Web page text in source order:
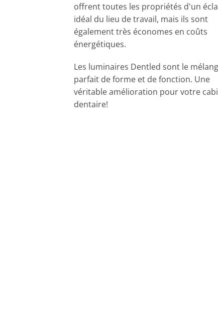
offrent toutes les propriétés d'un
idéal du lieu de travail, mais ils sont
également très économes en coûts
énergétiques.
Les luminaires Dentled sont le
parfait de forme et de fonction. Une
véritable amélioration pour votre
dentaire!